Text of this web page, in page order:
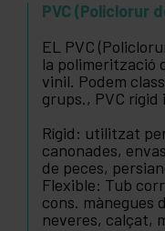
PVC (Policlorur
EL PVC
la polimerització
vinil. Podem
grups., PVC rígid
Rígid: utilitzat
canonades,
de peces,
Flexible: Tub
cons. mànegues
neveres, calçat,